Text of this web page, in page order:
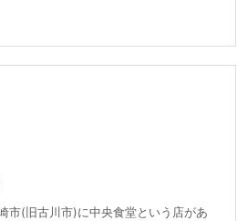
市(旧古川市)に中央食堂という店があ